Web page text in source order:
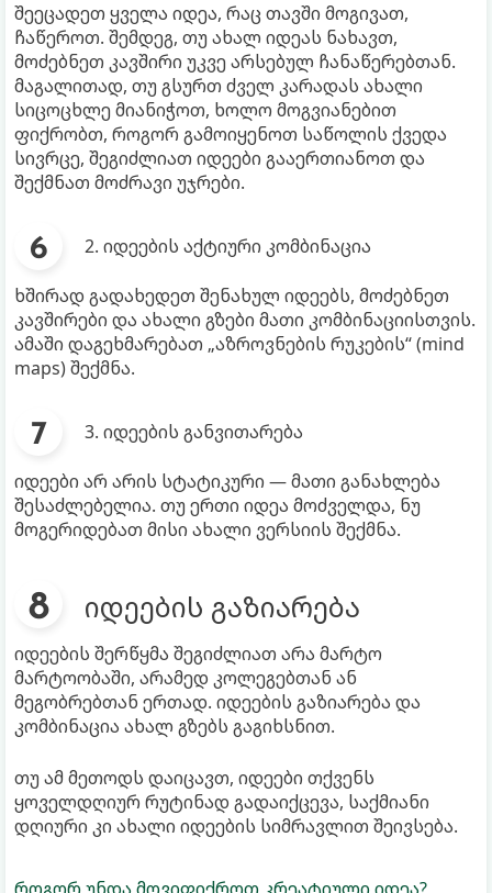
შეეცადეთ ყველა იდეა, რაც თავში მოგივათ,
ჩაწეროთ. შემდეგ, თუ ახალ იდეას ნახავთ,
მოძებნეთ კავშირი უკვე არსებულ ჩანაწერებთან.
მაგალითად, თუ გსურთ ძველ კარადას ახალი
სიცოცხლე მიანიჭოთ, ხოლო მოგვიანებით
ფიქრობთ, როგორ გამოიყენოთ საწოლის ქვედა
სივრცე, შეგიძლიათ იდეები გააერთიანოთ და
შექმნათ მოძრავი უჯრები.
2. იდეების აქტიური კომბინაცია
ხშირად გადახედეთ შენახულ იდეებს, მოძებნეთ
კავშირები და ახალი გზები მათი კომბინაციისთვის.
ამაში დაგეხმარებათ „აზროვნების რუკების“ (mind
maps) შექმნა.
3. იდეების განვითარება
იდეები არ არის სტატიკური — მათი განახლება
შესაძლებელია. თუ ერთი იდეა მოძველდა, ნუ
მოგერიდებათ მისი ახალი ვერსიის შექმნა.
იდეების გაზიარება
იდეების შერწყმა შეგიძლიათ არა მარტო
მარტოობაში, არამედ კოლეგებთან ან
მეგობრებთან ერთად. იდეების გაზიარება და
კომბინაცია ახალ გზებს გაგიხსნით.
თუ ამ მეთოდს დაიცავთ, იდეები თქვენს
ყოველდღიურ რუტინად გადაიქცევა, საქმიანი
დღიური კი ახალი იდეების სიმრავლით შეივსება.